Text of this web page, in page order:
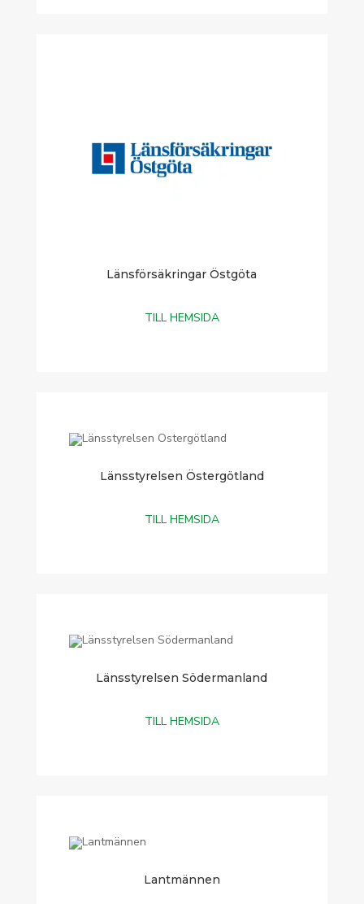
Länsförsäkringar Östgöta
TILL HEMSIDA
Länsstyrelsen Östergötland
TILL HEMSIDA
Länsstyrelsen Södermanland
TILL HEMSIDA
Lantmännen